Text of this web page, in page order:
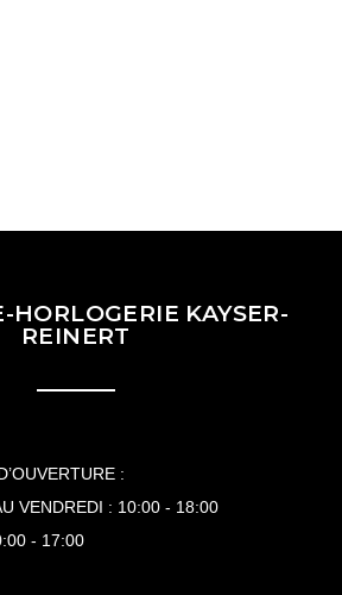
HORLOGERIE KAYSER-
REINERT
:
VENDREDI : 10:00 - 18:00
- 17:00